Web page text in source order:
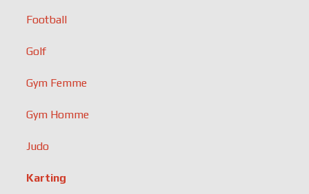
Football
Golf
Gym Femme
Gym Homme
Judo
Karting